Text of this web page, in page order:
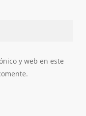
y web en este